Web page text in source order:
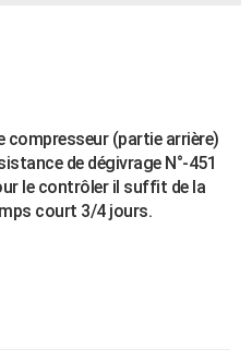
compresseur (partie arrière)
de dégivrage N°-451
le contrôler il suffit de la
court 3/4 jours.